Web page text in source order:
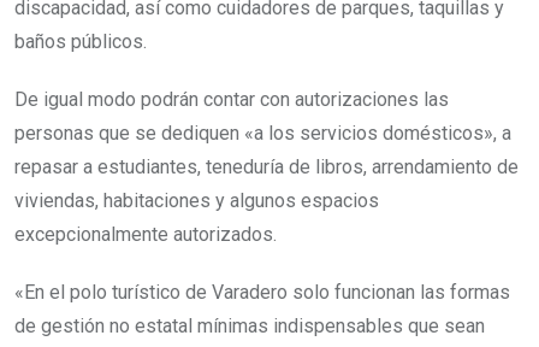
discapacidad, así como cuidadores de parques, taquillas y
baños públicos.
De igual modo podrán contar con autorizaciones las
personas que se dediquen «a los servicios domésticos», a
repasar a estudiantes, teneduría de libros, arrendamiento de
viviendas, habitaciones y algunos espacios
excepcionalmente autorizados.
«En el polo turístico de Varadero solo funcionan las formas
de gestión no estatal mínimas indispensables que sean